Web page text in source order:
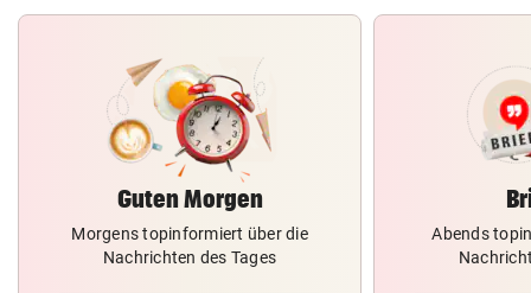
Guten Morgen
Morgens topinformiert über die
Nachrichten des Tages
Abends